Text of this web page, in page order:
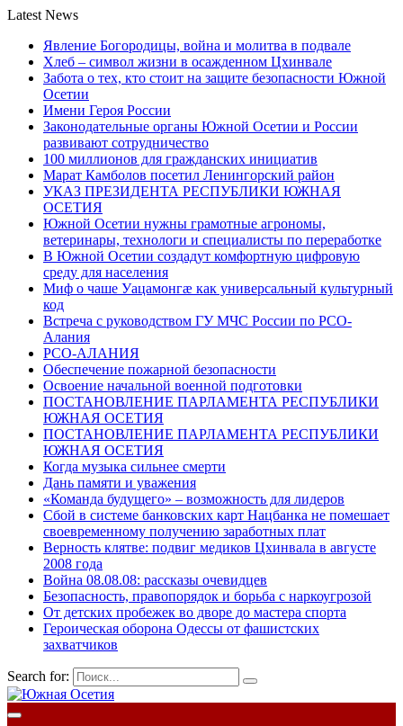
Latest News
Явление Богородицы, война и молитва в подвале
Хлеб – символ жизни в осажденном Цхинвале
Забота о тех, кто стоит на защите безопасности Южной
Осетии
Имени Героя России
Законодательные органы Южной Осетии и России
развивают сотрудничество
100 миллионов для гражданских инициатив
Марат Камболов посетил Ленингорский район
УКАЗ ПРЕЗИДЕНТА РЕСПУБЛИКИ ЮЖНАЯ
ОСЕТИЯ
Южной Осетии нужны грамотные агрономы,
ветеринары, технологи и специалисты по переработке
В Южной Осетии создадут комфортную цифровую
среду для населения
Миф о чаше Уацамонгæ как универсальный культурный
код
Встреча с руководством ГУ МЧС России по РСО-
Алания
РСО-АЛАНИЯ
Обеспечение пожарной безопасности
Освоение начальной военной подготовки
ПОСТАНОВЛЕНИЕ ПАРЛАМЕНТА РЕСПУБЛИКИ
ЮЖНАЯ ОСЕТИЯ
ПОСТАНОВЛЕНИЕ ПАРЛАМЕНТА РЕСПУБЛИКИ
ЮЖНАЯ ОСЕТИЯ
Когда музыка сильнее смерти
Дань памяти и уважения
«Команда будущего» – возможность для лидеров
Сбой в системе банковских карт Нацбанка не помешает
своевременному получению заработных плат
Верность клятве: подвиг медиков Цхинвала в августе
2008 года
Война 08.08.08: рассказы очевидцев
Безопасность, правопорядок и борьба с наркоугрозой
От детских пробежек во дворе до мастера спорта
Героическая оборона Одессы от фашистских
захватчиков
Search for: